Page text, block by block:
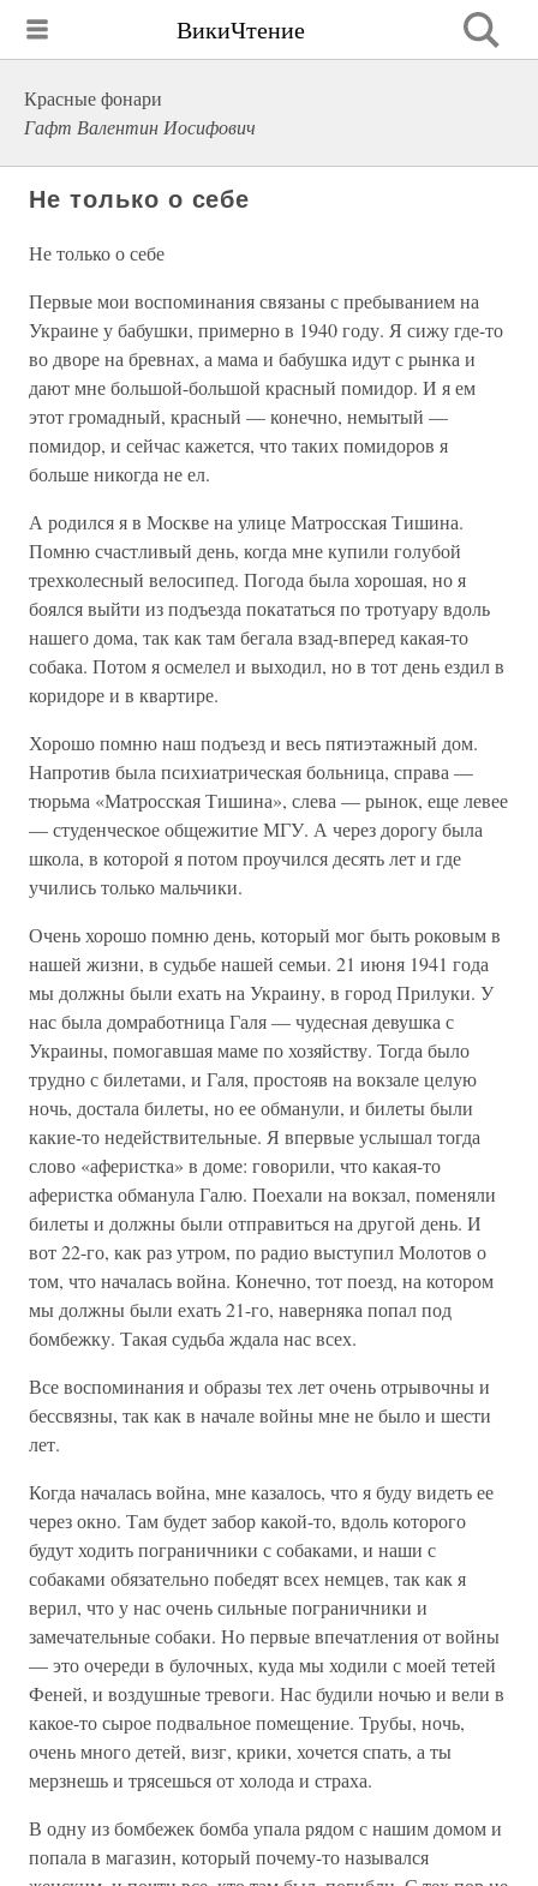
ВикиЧтение
Красные фонари
Гафт Валентин Иосифович
Не только о себе
Не только о себе
Первые мои воспоминания связаны с пребыванием на
Украине у бабушки, примерно в 1940 году. Я сижу где-то
во дворе на бревнах, а мама и бабушка идут с рынка и
дают мне большой-большой красный помидор. И я ем
этот громадный, красный — конечно, немытый —
помидор, и сейчас кажется, что таких помидоров я
больше никогда не ел.
А родился я в Москве на улице Матросская Тишина.
Помню счастливый день, когда мне купили голубой
трехколесный велосипед. Погода была хорошая, но я
боялся выйти из подъезда покататься по тротуару вдоль
нашего дома, так как там бегала взад-вперед какая-то
собака. Потом я осмелел и выходил, но в тот день ездил в
коридоре и в квартире.
Хорошо помню наш подъезд и весь пятиэтажный дом.
Напротив была психиатрическая больница, справа —
тюрьма «Матросская Тишина», слева — рынок, еще левее
— студенческое общежитие МГУ. А через дорогу была
школа, в которой я потом проучился десять лет и где
учились только мальчики.
Очень хорошо помню день, который мог быть роковым в
нашей жизни, в судьбе нашей семьи. 21 июня 1941 года
мы должны были ехать на Украину, в город Прилуки. У
нас была домработница Галя — чудесная девушка с
Украины, помогавшая маме по хозяйству. Тогда было
трудно с билетами, и Галя, простояв на вокзале целую
ночь, достала билеты, но ее обманули, и билеты были
какие-то недействительные. Я впервые услышал тогда
слово «аферистка» в доме: говорили, что какая-то
аферистка обманула Галю. Поехали на вокзал, поменяли
билеты и должны были отправиться на другой день. И
вот 22-го, как раз утром, по радио выступил Молотов о
том, что началась война. Конечно, тот поезд, на котором
мы должны были ехать 21-го, наверняка попал под
бомбежку. Такая судьба ждала нас всех.
Все воспоминания и образы тех лет очень отрывочны и
бессвязны, так как в начале войны мне не было и шести
лет.
Когда началась война, мне казалось, что я буду видеть ее
через окно. Там будет забор какой-то, вдоль которого
будут ходить пограничники с собаками, и наши с
собаками обязательно победят всех немцев, так как я
верил, что у нас очень сильные пограничники и
замечательные собаки. Но первые впечатления от войны
— это очереди в булочных, куда мы ходили с моей тетей
Феней, и воздушные тревоги. Нас будили ночью и вели в
какое-то сырое подвальное помещение. Трубы, ночь,
очень много детей, визг, крики, хочется спать, а ты
мерзнешь и трясешься от холода и страха.
В одну из бомбежек бомба упала рядом с нашим домом и
попала в магазин, который почему-то назывался